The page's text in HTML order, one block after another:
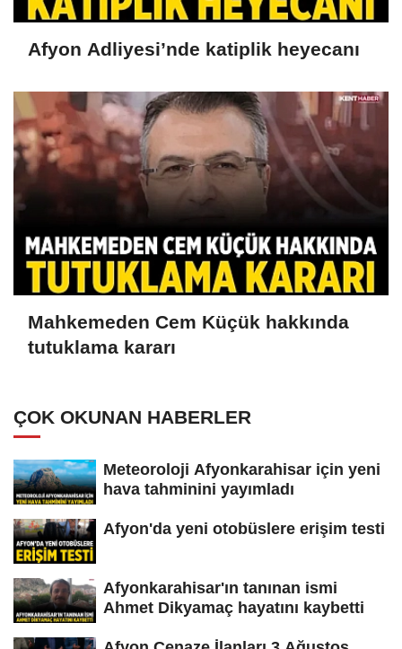
Afyon Adliyesi’nde katiplik heyecanı
Mahkemeden Cem Küçük hakkında
tutuklama kararı
ÇOK OKUNAN HABERLER
Meteoroloji Afyonkarahisar için yeni
hava tahminini yayımladı
Afyon'da yeni otobüslere erişim testi
Afyonkarahisar'ın tanınan ismi
Ahmet Dikyamaç hayatını kaybetti